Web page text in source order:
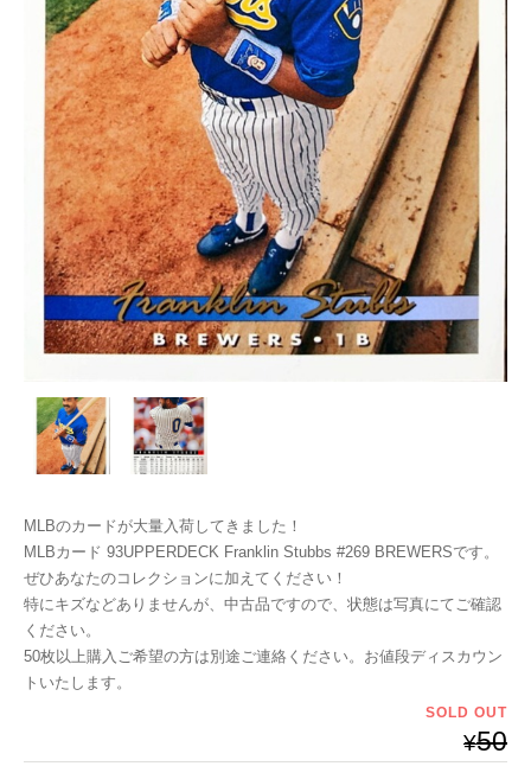
MLBのカードが大量入荷してきました！
MLBカード 93UPPERDECK Franklin Stubbs #269 BREWERSです。
ぜひあなたのコレクションに加えてください！
特にキズなどありませんが、中古品ですので、状態は写真にてご確認
ください。
50枚以上購入ご希望の方は別途ご連絡ください。お値段ディスカウン
トいたします。
SOLD OUT
¥50